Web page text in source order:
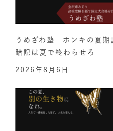
うめざわ塾 ホンキの夏
暗記は夏で終わらせろ
2026年8月6日